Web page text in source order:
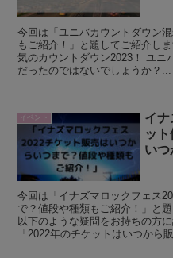
今回は「ユニバカウントダウン
もご紹介！」と題してご紹介し
気のカウントダウン2023！ ユニ
だったのではないでしょうか？...
イベント
イ
ッ
いつ
今回は「イナズマロックフェス
で？値段や種類もご紹介！」と
以下のような疑問をお持ちの方
「2022年のチケットはいつから